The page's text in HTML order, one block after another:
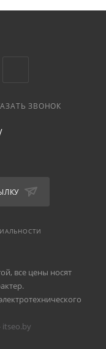
ЗВОНОК
все цены носят
itseo.by